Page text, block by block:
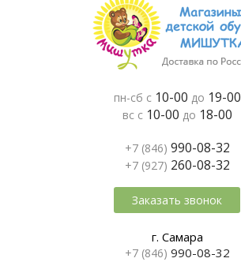
пн-сб с 10-00 до 19-00
вс с 10-00 до 18-00
+7 (846) 990-08-32
+7 (927) 260-08-32
Заказать звонок
г. Самара
+7 (846) 990-08-32